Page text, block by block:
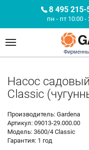
8 495 215-
пн - пт 10:00 -
Насос
Classic
Производитель: Gardena
Артикул: 09013-29.000.00
Модель: 3600/4 Classic
Гарантия: 1 год